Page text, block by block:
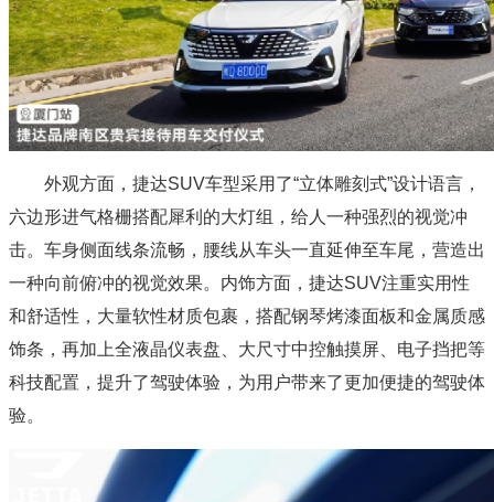
外观方面，捷达SUV车型采用了“立体雕刻式”设计语言，
六边形进气格栅搭配犀利的大灯组，给人一种强烈的视觉冲
击。车身侧面线条流畅，腰线从车头一直延伸至车尾，营造出
一种向前俯冲的视觉效果。内饰方面，捷达SUV注重实用性
和舒适性，大量软性材质包裹，搭配钢琴烤漆面板和金属质感
饰条，再加上全液晶仪表盘、大尺寸中控触摸屏、电子挡把等
科技配置，提升了驾驶体验，为用户带来了更加便捷的驾驶体
验。